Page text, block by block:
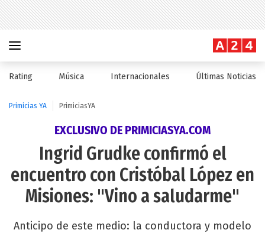
Rating Música Internacionales Últimas Noticias
Primicias YA PrimiciasYA
EXCLUSIVO DE PRIMICIASYA.COM
Ingrid Grudke confirmó el
encuentro con Cristóbal López en
Misiones: "Vino a saludarme"
Anticipo de este medio: la conductora y modelo